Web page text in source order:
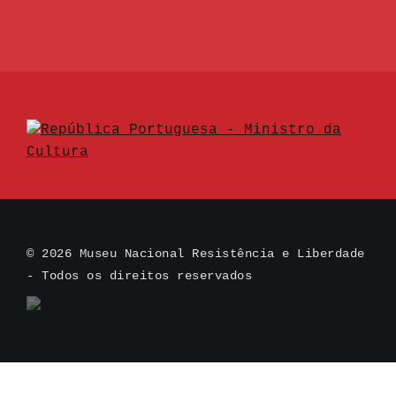
© 2026 Museu Nacional Resistência e Liberdade
- Todos os direitos reservados